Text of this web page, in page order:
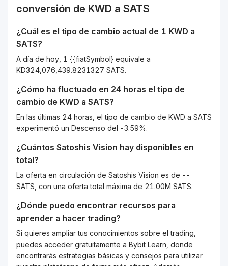
conversión de KWD a SATS
¿Cuál es el tipo de cambio actual de 1 KWD a
SATS?
A día de hoy, 1 {{fiatSymbol} equivale a
KD324,076,439.8231327 SATS.
¿Cómo ha fluctuado en 24 horas el tipo de
cambio de KWD a SATS?
En las últimas 24 horas, el tipo de cambio de KWD a SATS
experimentó un Descenso del -3.59%.
¿Cuántos Satoshis Vision hay disponibles en
total?
La oferta en circulación de Satoshis Vision es de --
SATS, con una oferta total máxima de 21.00M SATS.
¿Dónde puedo encontrar recursos para
aprender a hacer trading?
Si quieres ampliar tus conocimientos sobre el trading,
puedes acceder gratuitamente a Bybit Learn, donde
encontrarás estrategias básicas y consejos para utilizar